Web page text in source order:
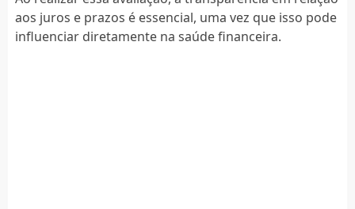
aos juros e prazos é essencial, uma vez que isso pode
influenciar diretamente na saúde financeira.